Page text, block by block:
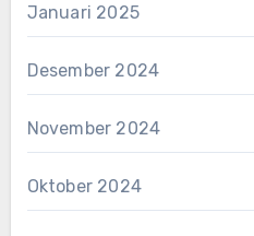
Januari 2025
Desember 2024
November 2024
Oktober 2024